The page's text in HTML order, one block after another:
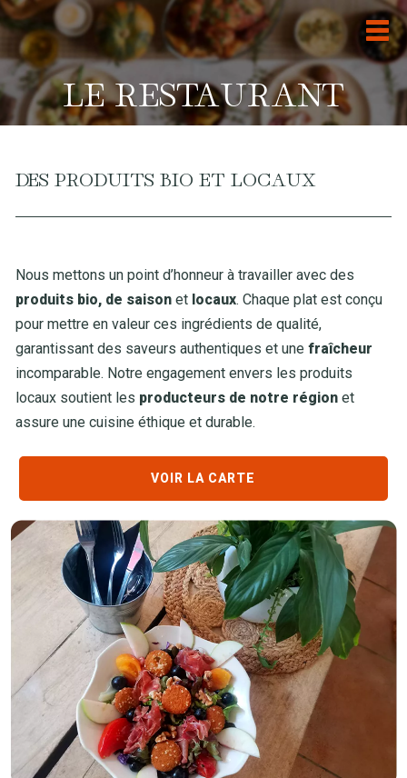
LE RESTAURANT
DES PRODUITS BIO ET LOCAUX
Nous mettons un point d’honneur à travailler avec des
produits bio, de saisonet locaux. Chaque plat est conçu
pour mettre en valeur ces ingrédients de qualité,
garantissant des saveurs authentiques et une fraîcheur
incomparable. Notre engagement envers les produits
locaux soutient les producteurs de notre régionet
assure une cuisine éthique et durable.
VOIR LA CARTE